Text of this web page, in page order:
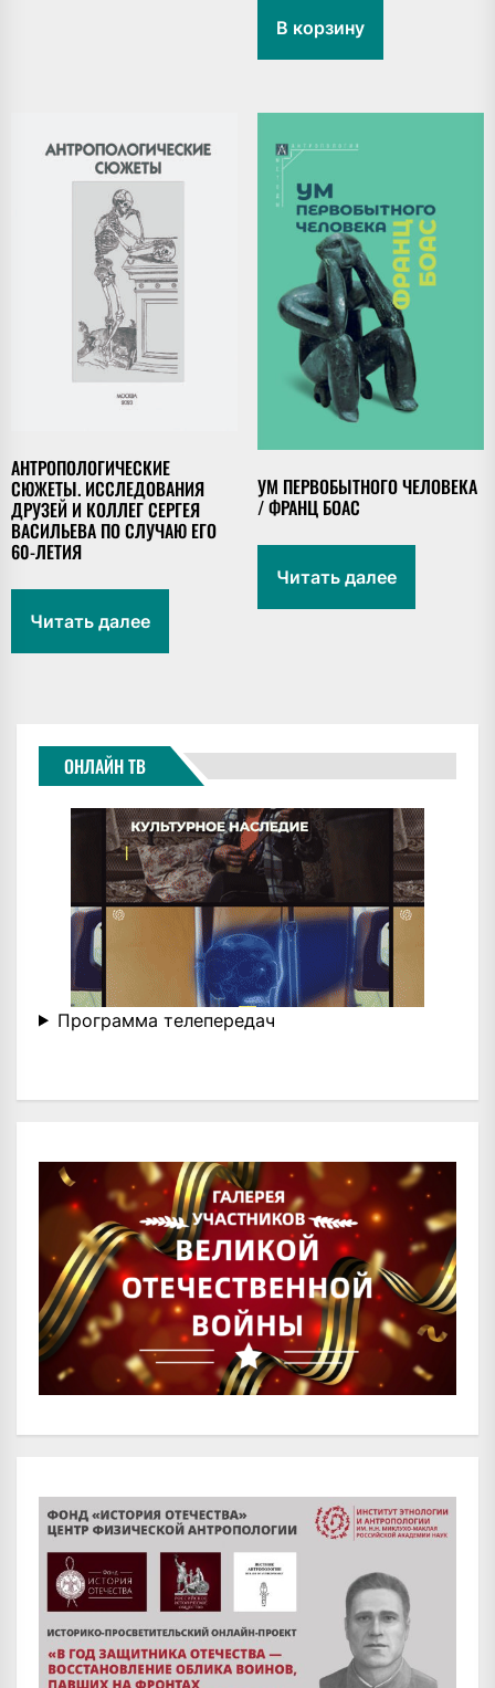
В корзину
АНТРОПОЛОГИЧЕСКИЕ
СЮЖЕТЫ. ИССЛЕДОВАНИЯ
ДРУЗЕЙ И КОЛЛЕГ СЕРГЕЯ
ВАСИЛЬЕВА ПО СЛУЧАЮ ЕГО
60-ЛЕТИЯ
Читать далее
УМ ПЕРВОБЫТНОГО ЧЕЛОВЕКА
/ ФРАНЦ БОАС
Читать далее
ОНЛАЙН ТВ
Программа телепередач